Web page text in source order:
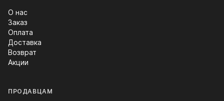
О нас
Заказ
Оплата
Доставка
Возврат
Акции
ПРОДАВЦАМ